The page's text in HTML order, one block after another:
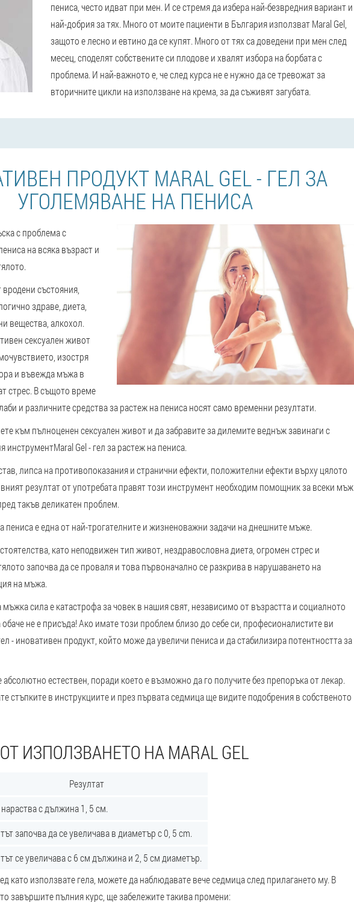
пениса, често идват при мен. И се стремя да избера най-безвредния вариант и
най-добрия за тях. Много от моите пациенти в България използват Maral Gel,
защото е лесно и евтино да се купят. Много от тях са доведени при мен след
месец, споделят собствените си плодове и хвалят избора на борбата с
проблема. И най-важното е, че след курса не е нужно да се тревожат за
вторичните цикли на използване на крема, за да съживят загубата.
ПРОДУКТ MARAL GEL - ГЕЛ ЗА
УГОЛЕМЯВАНЕ НА ПЕНИСА
с проблема с
на всяка възраст и
състояния,
здраве, диета,
вещества, алкохол.
сексуален живот
изостря
и въвежда мъжа в
стрес. В същото време
и различните средства за растеж на пениса носят само временни резултати.
към пълноценен сексуален живот и да забравите за дилемите веднъж завинаги с
инструментMaral Gel - гел за растеж на пениса.
липса на противопоказания и странични ефекти, положителни ефекти върху цялото
резултат от употребата правят този инструмент необходим помощник за всеки мъж
такъв деликатен проблем.
пениса е една от най-трогателните и жизненоважни задачи на днешните мъже.
като неподвижен тип живот, нездравословна диета, огромен стрес и
започва да се проваля и това първоначално се разкрива в нарушаването на
на мъжа.
мъжка сила е катастрофа за човек в нашия свят, независимо от възрастта и социалното
не е присъда! Ако имате този проблем близо до себе си, професионалистите ви
- иновативен продукт, който може да увеличи пениса и да стабилизира потентността за
абсолютно естествен, поради което е възможно да го получите без препоръка от лекар.
стъпките в инструкциите и през първата седмица ще видите подобрения в собственото
ИЗПОЛЗВАНЕТО НА MARAL GEL
Резултат
с дължина 1, 5 см.
започва да се увеличава в диаметър с 0, 5 cm.
се увеличава с 6 см дължина и 2, 5 см диаметър.
като използвате гела, можете да наблюдавате вече седмица след прилагането му. В
завършите пълния курс, ще забележите такива промени: